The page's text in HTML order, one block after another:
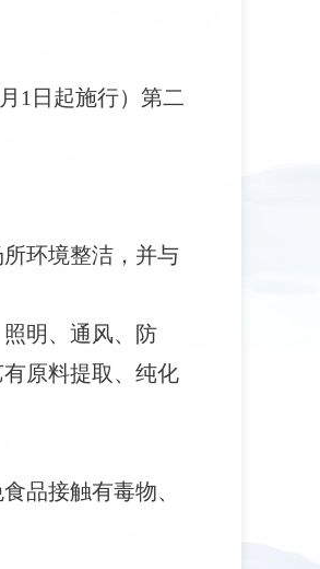
1日起施行）第二
环境整洁，并与
明、通风、防
原料提取、纯化
品接触有毒物、